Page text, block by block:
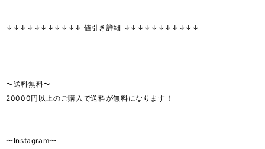
↓↓↓↓↓↓↓↓↓↓↓ 値引き詳細 ↓↓↓↓↓↓↓↓↓↓↓
〜送料無料〜
20000円以上のご購入で送料が無料になります！
〜Instagram〜